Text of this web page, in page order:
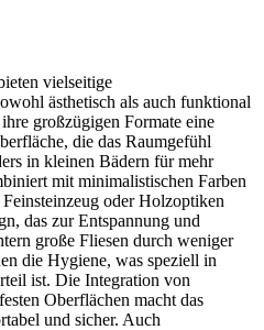
vielseitige
ästhetisch als auch funktional
großzügigen Formate eine
die das Raumgefühl
in kleinen Bädern für mehr
mit minimalistischen Farben
oder Holzoptiken
das zur Entspannung und
große Fliesen durch weniger
die Hygiene, was speziell in
ist. Die Integration von
Oberflächen macht das
und sicher. Auch